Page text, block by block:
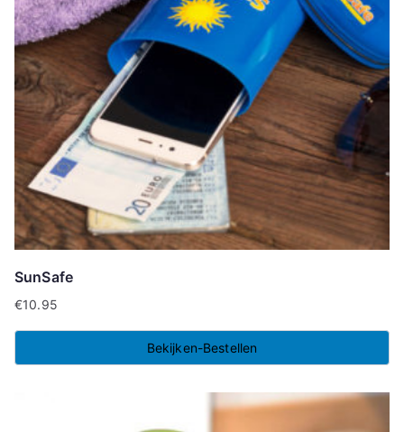
SunSafe
€10.95
Bekijken-Bestellen